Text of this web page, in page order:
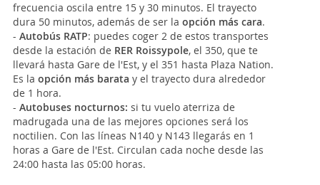
frecuencia oscila entre 15 y 30 minutos. El trayecto
dura 50 minutos, además de ser la opción más cara.
- Autobús RATP: puedes coger 2 de estos transportes
desde la estación de RER Roissypole, el 350, que te
llevará hasta Gare de l'Est, y el 351 hasta Plaza Nation.
Es la opción más barata y el trayecto dura alrededor
de 1 hora.
- Autobuses nocturnos: si tu vuelo aterriza de
madrugada una de las mejores opciones será los
noctilien. Con las líneas N140 y N143 llegarás en 1
horas a Gare de l'Est. Circulan cada noche desde las
24:00 hasta las 05:00 horas.